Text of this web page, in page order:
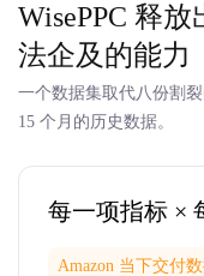
WisePPC 释
法企及的能力
一个数据集取代八份割
15 个月的历史数据。
每一项指标 ×
Amazon 当下交付